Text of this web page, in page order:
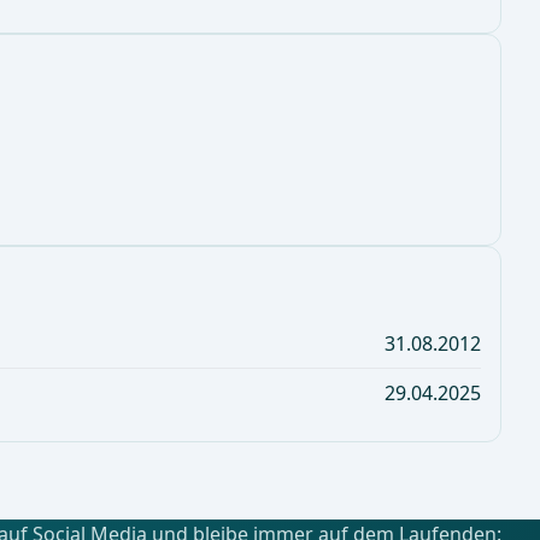
31.08.2012
29.04.2025
Social Media und bleibe immer auf dem Laufenden: